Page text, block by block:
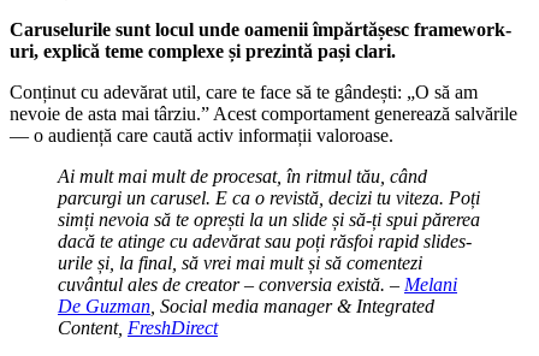
Caruselurile sunt locul unde oamenii împărtășesc framework-
uri, explică teme complexe și prezintă pași clari.
Conținut cu adevărat util, care te face să te gândești: „O să am
nevoie de asta mai târziu.” Acest comportament generează salvările
— o audiență care caută activ informații valoroase.
Ai mult mai mult de procesat, în ritmul tău, când
parcurgi un carusel. E ca o revistă, decizi tu viteza. Poți
simți nevoia să te oprești la un slide și să-ți spui părerea
dacă te atinge cu adevărat sau poți răsfoi rapid slides-
urile și, la final, să vrei mai mult și să comentezi
cuvântul ales de creator – conversia există. – Melani
De Guzman , Social media manager & Integrated
Content, FreshDirect